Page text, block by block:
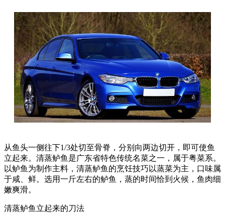
从鱼头一侧往下1/3处切至骨脊，分别向两边切开，即可使鱼
立起来。清蒸鲈鱼是广东省特色传统名菜之一，属于粤菜系。
以鲈鱼为制作主料，清蒸鲈鱼的烹饪技巧以蒸菜为主，口味属
于咸、鲜。选用一斤左右的鲈鱼，蒸的时间恰到火候，鱼肉细
嫩爽滑。
清蒸鲈鱼立起来的刀法